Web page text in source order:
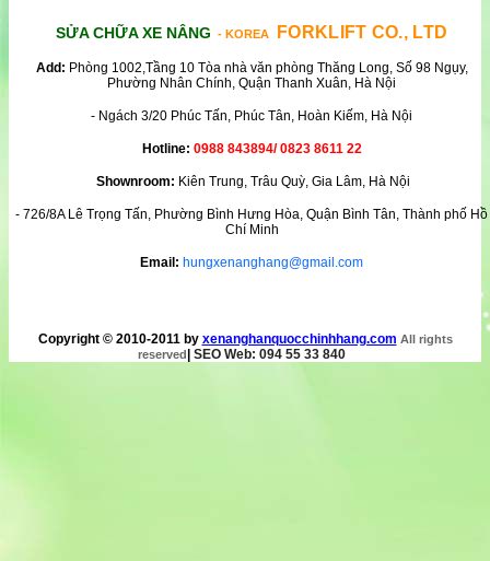
SỬA CHỮA XE NÂNG - KOREA FORKLIFT CO., LTD
Add: Phòng 1002,Tầng 10 Tòa nhà văn phòng Thăng Long, Số 98 Ngụy,
Phường Nhân Chính, Quận Thanh Xuân, Hà Nội
- Ngách 3/20 Phúc Tấn, Phúc Tân, Hoàn Kiếm, Hà Nội
Hotline: 0988 843894/ 0823 8611 22
Shownroom: Kiên Trung, Trâu Quỳ, Gia Lâm, Hà Nội
- 726/8A Lê Trọng Tấn, Phường Bình Hưng Hòa, Quận Bình Tân, Thành phố Hồ
Chí Minh
Email: hungxenanghang@gmail.com
Copyright © 2010-2011 by xenanghanquocchinhhang.com All rights
reserved SEO Web: 094 55 33 840